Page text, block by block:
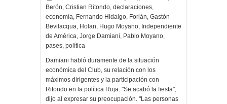
Berón, Cristian Ritondo, declaraciones,
economía, Fernando Hidalgo, Forlán, Gastón
Bevilacqua, Holan, Hugo Moyano, Independiente
de América, Jorge Damiani, Pablo Moyano,
pases, política
Damiani habló duramente de la situación
económica del Club, su relación con los
máximos dirigentes y la participación con
Ritondo en la política Roja. "Se acabó la fiesta",
dijo al expresar su preocupación. "Las personas